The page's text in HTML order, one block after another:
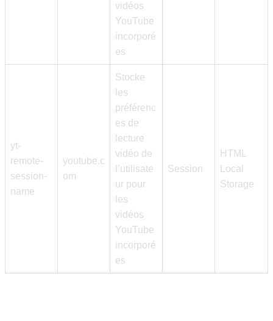
vidéos
YouTube
incorporé
es
yt-
remote-
session-
name
youtube.c
om
Stocke
les
préférenc
es de
lecture
vidéo de
l’utilisate
ur pour
les
vidéos
YouTube
incorporé
es
Session
HTML
Local
Storage